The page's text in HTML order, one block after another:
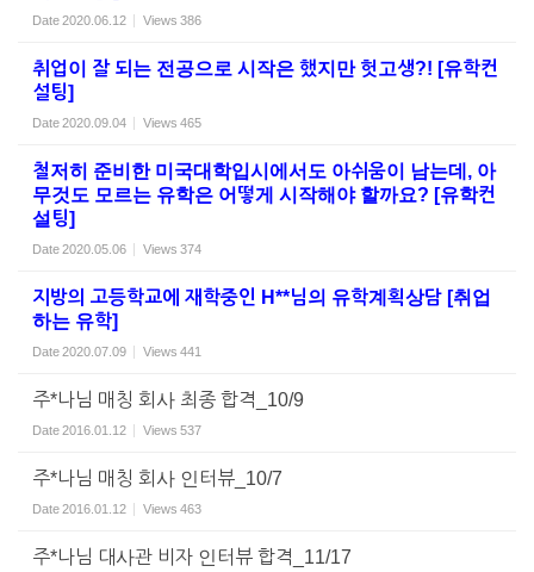
Date2020.06.12 Views 386
취업이 잘 되는 전공으로 시작은 했지만 헛고생?! [유학컨
설팅]
Date2020.09.04 Views 465
철저히 준비한 미국대학입시에서도 아쉬움이 남는데, 아
무것도 모르는 유학은 어떻게 시작해야 할까요? [유학컨
설팅]
Date2020.05.06 Views 374
지방의 고등학교에 재학중인 H**님의 유학계획상담 [취업
하는 유학]
Date2020.07.09 Views 441
주*나님 매칭 회사 최종 합격_10/9
Date2016.01.12 Views 537
주*나님 매칭 회사 인터뷰_10/7
Date2016.01.12 Views 463
주*나님 대사관 비자 인터뷰 합격_11/17